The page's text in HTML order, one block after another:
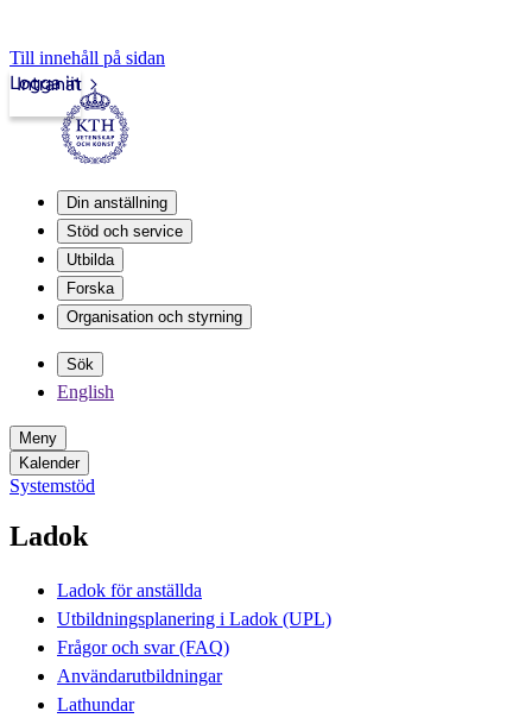
Till innehåll på sidan
Intranät
Logga in
Din anställning
Stöd och service
Utbilda
Forska
Organisation och styrning
Sök
English
Meny
Kalender
Systemstöd
Ladok
Ladok för anställda
Utbildningsplanering i Ladok (UPL)
Frågor och svar (FAQ)
Användarutbildningar
Lathundar